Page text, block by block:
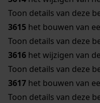
Toon details van deze
3615 het bouwen van
Toon details van deze
3616 het wijzigen van
Toon details van deze
3617 het bouwen van
Toon details van deze